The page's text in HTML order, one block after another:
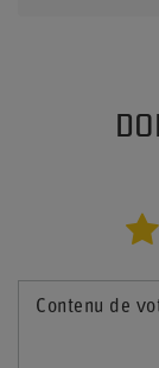
Contenu de